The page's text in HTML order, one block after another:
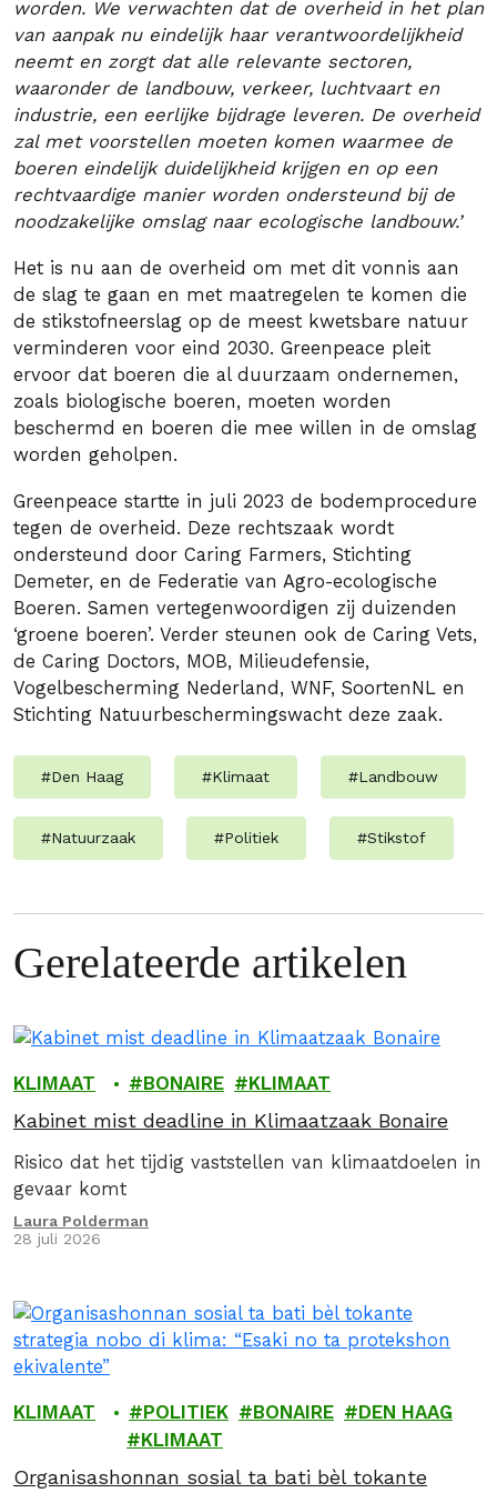
worden. We verwachten dat de overheid in het plan
van aanpak nu eindelijk haar verantwoordelijkheid
neemt en zorgt dat alle relevante sectoren,
waaronder de landbouw, verkeer, luchtvaart en
industrie, een eerlijke bijdrage leveren. De overheid
zal met voorstellen moeten komen waarmee de
boeren eindelijk duidelijkheid krijgen en op een
rechtvaardige manier worden ondersteund bij de
noodzakelijke omslag naar ecologische landbouw.’
Het is nu aan de overheid om met dit vonnis aan
de slag te gaan en met maatregelen te komen die
de stikstofneerslag op de meest kwetsbare natuur
verminderen voor eind 2030. Greenpeace pleit
ervoor dat boeren die al duurzaam ondernemen,
zoals biologische boeren, moeten worden
beschermd en boeren die mee willen in de omslag
worden geholpen.
Greenpeace startte in juli 2023 de bodemprocedure
tegen de overheid. Deze rechtszaak wordt
ondersteund door Caring Farmers, Stichting
Demeter, en de Federatie van Agro-ecologische
Boeren. Samen vertegenwoordigen zij duizenden
‘groene boeren’. Verder steunen ook de Caring Vets,
de Caring Doctors, MOB, Milieudefensie,
Vogelbescherming Nederland, WNF, SoortenNL en
Stichting Natuurbeschermingswacht deze zaak.
#Den Haag #Klimaat #Landbouw
#Natuurzaak #Politiek #Stikstof
Gerelateerde artikelen
KLIMAAT BONAIRE KLIMAAT
Kabinet mist deadline in Klimaatzaak Bonaire
Risico dat het tijdig vaststellen van klimaatdoelen in
gevaar komt
Laura Polderman
28 juli 2026
KLIMAAT POLITIEK BONAIRE
DEN HAAG
KLIMAAT
Organisashonnan sosial ta bati bèl tokante